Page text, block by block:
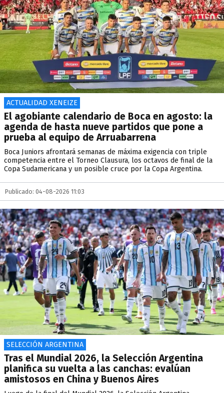
ACTUALIDAD XENEIZE
El agobiante calendario de Boca en agosto: la
agenda de hasta nueve partidos que pone a
prueba al equipo de Arruabarrena
Boca Juniors afrontará semanas de máxima exigencia con triple
competencia entre el Torneo Clausura, los octavos de final de la
Copa Sudamericana y un posible cruce por la Copa Argentina.
Publicado: 04-08-2026 11:03
SELECCIÓN ARGENTINA
Tras el Mundial 2026, la Selección Argentina
planifica su vuelta a las canchas: evalúan
amistosos en China y Buenos Aires